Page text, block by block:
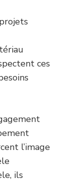
ces
l’image
ils